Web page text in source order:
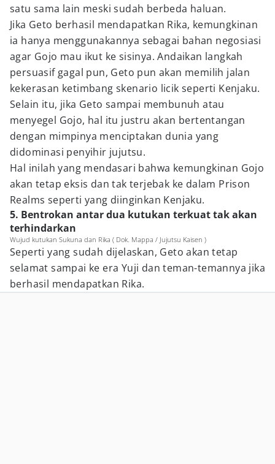
satu sama lain meski sudah berbeda haluan.
Jika Geto berhasil mendapatkan Rika, kemungkinan
ia hanya menggunakannya sebagai bahan negosiasi
agar Gojo mau ikut ke sisinya. Andaikan langkah
persuasif gagal pun, Geto pun akan memilih jalan
kekerasan ketimbang skenario licik seperti Kenjaku.
Selain itu, jika Geto sampai membunuh atau
menyegel Gojo, hal itu justru akan bertentangan
dengan mimpinya menciptakan dunia yang
didominasi penyihir jujutsu.
Hal inilah yang mendasari bahwa kemungkinan Gojo
akan tetap eksis dan tak terjebak ke dalam Prison
Realms seperti yang diinginkan Kenjaku.
5. Bentrokan antar dua kutukan terkuat tak akan
terhindarkan
Wujud kutukan Sukuna dan Rika ( Dok. Mappa / Jujutsu Kaisen )
Seperti yang sudah dijelaskan, Geto akan tetap
selamat sampai ke era Yuji dan teman-temannya jika
berhasil mendapatkan Rika.